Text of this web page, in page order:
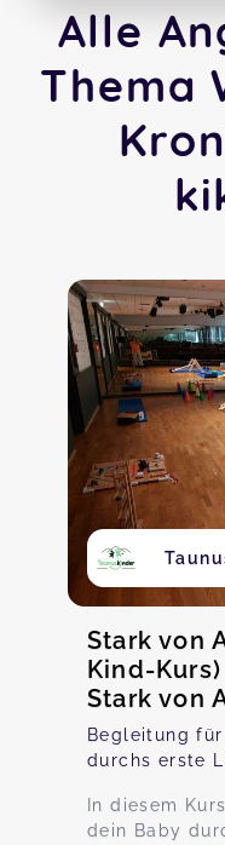
Alle
Thema
Stark von
Kind-Kurs)
Stark von
Begleitung
durchs erste
In diesem
dein Baby